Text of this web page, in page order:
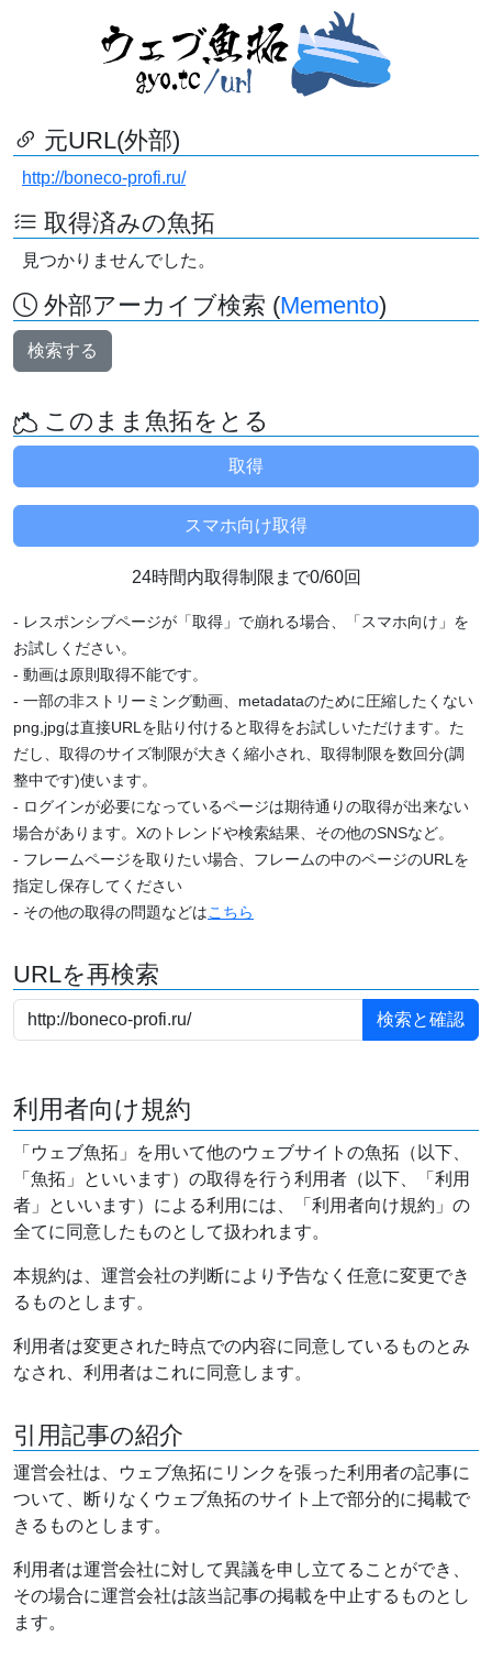
元URL(外部)
http://boneco-profi.ru/
取得済みの魚拓
見つかりませんでした。
外部アーカイブ検索 (Memento)
検索する
このまま魚拓をとる
24時間内取得制限まで0/60回
- レスポンシブページが「取得」で崩れる場合、「スマホ向け」を
お試しください。
- 動画は原則取得不能です。
- 一部の非ストリーミング動画、metadataのために圧縮したくない
png,jpgは直接URLを貼り付けると取得をお試しいただけます。た
だし、取得のサイズ制限が大きく縮小され、取得制限を数回分(調
整中です)使います。
- ログインが必要になっているページは期待通りの取得が出来ない
場合があります。Xのトレンドや検索結果、その他のSNSなど。
- フレームページを取りたい場合、フレームの中のページのURLを
指定し保存してください
- その他の取得の問題などはこちら
URLを再検索
利用者向け規約
「ウェブ魚拓」を用いて他のウェブサイトの魚拓（以下、
「魚拓」といいます）の取得を行う利用者（以下、「利用
者」といいます）による利用には、「利用者向け規約」の
全てに同意したものとして扱われます。
本規約は、運営会社の判断により予告なく任意に変更でき
るものとします。
利用者は変更された時点での内容に同意しているものとみ
なされ、利用者はこれに同意します。
引用記事の紹介
運営会社は、ウェブ魚拓にリンクを張った利用者の記事に
ついて、断りなくウェブ魚拓のサイト上で部分的に掲載で
きるものとします。
利用者は運営会社に対して異議を申し立てることができ、
その場合に運営会社は該当記事の掲載を中止するものとし
ます。